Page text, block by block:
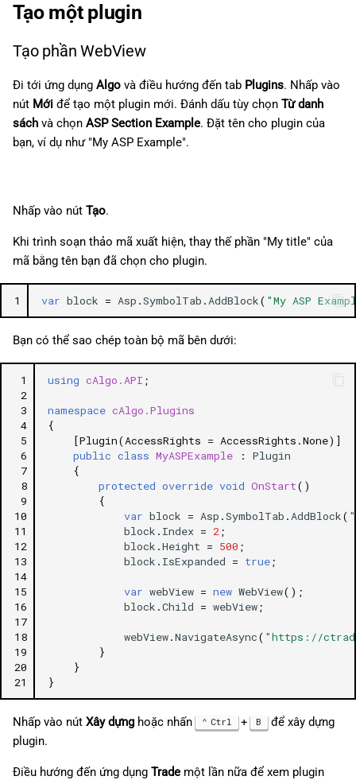
Tạo một plugin
Tạo phần WebView
Đi tới ứng dụng Algo và điều hướng đến tab Plugins. Nhấp vào
nút Mới để tạo một plugin mới. Đánh dấu tùy chọn Từ danh
sách và chọn ASP Section Example. Đặt tên cho plugin của
bạn, ví dụ như "My ASP Example".
Nhấp vào nút Tạo.
Khi trình soạn thảo mã xuất hiện, thay thế phần "My title" của
mã bằng tên bạn đã chọn cho plugin.
1 var block = Asp .SymbolTab . AddBlock( "My ASP
Bạn có thể sao chép toàn bộ mã bên dưới:
1
2
3
4
5
6
7
8
9
10
11
12
13
14
15
16
17
18
19
20
21
using cAlgo.API ;
namespace cAlgo.Plugins
{
[Plugin(AccessRights = AccessRights.None)]
public class MyASPExample :
Plugin
{
protected override void OnStart()
{
var block = Asp .SymbolTab . AddBlock(
block . Index = 2 ;
block .Height = 500 ;
block . IsExpanded = true ;
var webView = new WebView();
block .Child = webView ;
webView.NavigateAsync( "https://
}
}
}
Nhấp vào nút Xây dựng hoặc nhấn Ctrl + B để xây dựng
plugin.
Điều hướng đến ứng dụng Trade một lần nữa để xem plugin